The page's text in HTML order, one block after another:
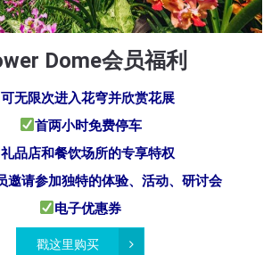
Dome会员福利
可无限次进入花穹并欣赏花展
首两小时免费停车
礼品店和餐饮场所的专享特权
邀请参加独特的体验、活动、研讨会
电子优惠券
戳这里购买